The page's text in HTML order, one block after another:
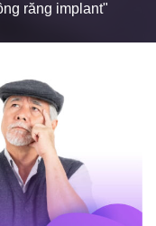
răng implant"